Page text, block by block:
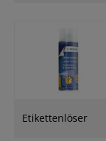
Etikettenlöser